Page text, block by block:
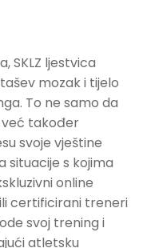
SKLZ ljestvica
mozak i tijelo
To ne samo da
također
svoje vještine
situacije s kojima
online
certificirani treneri
svoj trening i
atletsku